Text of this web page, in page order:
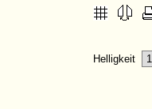
Helligkeit